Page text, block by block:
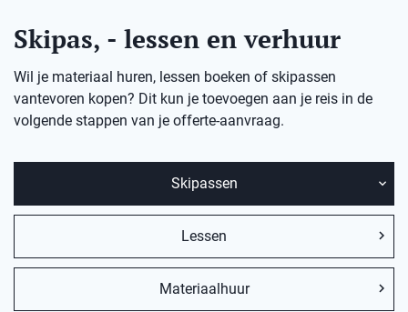
Skipas, - lessen en verhuur
Wil je materiaal huren, lessen boeken of skipassen
vantevoren kopen? Dit kun je toevoegen aan je reis in de
volgende stappen van je offerte-aanvraag.
Skipassen
Lessen
Materiaalhuur